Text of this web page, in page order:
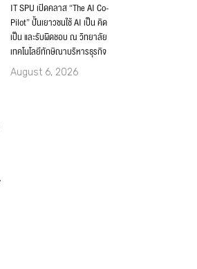
IT SPU เปิดคลาส “The AI Co-
Pilot” ปั้นเยาวชนใช้ AI เป็น คิด
เป็น และรับผิดชอบ ณ วิทยาลัย
เทคโนโลยีทักษิณาบริหารธุรกิจ
August 6, 2026